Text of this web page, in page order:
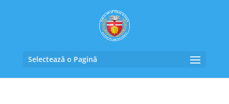
Selectează o Pagină